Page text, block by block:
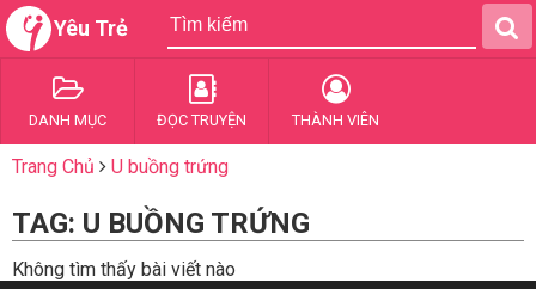
Yêu Trẻ
DANH MỤC ĐỌC TRUYỆN THÀNH VIÊN
Trang Chủ U buồng trứng
TAG: U BUỒNG TRỨNG
Không tìm thấy bài viết nào